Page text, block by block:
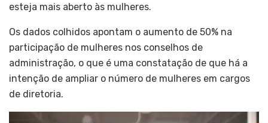
esteja mais aberto às mulheres.
Os dados colhidos apontam o aumento de 50% na
participação de mulheres nos conselhos de
administração, o que é uma constatação de que há a
intenção de ampliar o número de mulheres em cargos
de diretoria.